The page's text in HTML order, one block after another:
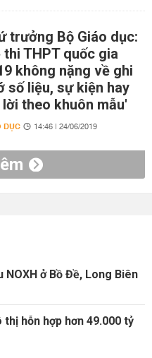
trưởng Bộ Giáo dục:
thi THPT quốc gia
không nặng về ghi
số liệu, sự kiện hay
theo khuôn mẫu'
DỤC 14:46 | 24/06/2019
ở Bồ Đề, Long Biên
hỗn hợp hơn 49.000 tỷ